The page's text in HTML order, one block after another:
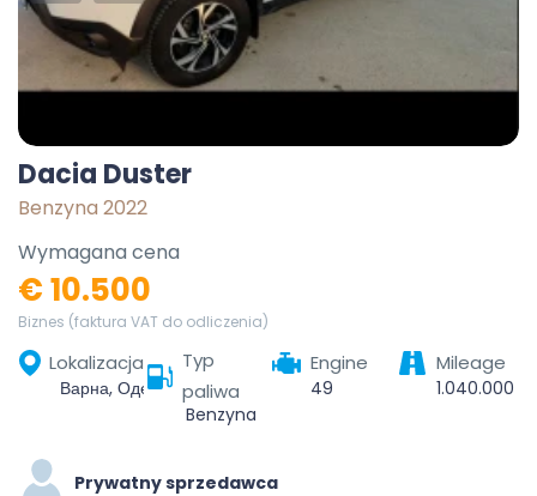
Dacia Duster
Benzyna 2022
Wymagana cena
€ 10.500
Biznes (faktura VAT do odliczenia)
Lokalizacja
Варна, Одесос, Варна, България
Typ
paliwa
Benzyna
Engine
49
Mileage
1.040.000
Prywatny sprzedawca